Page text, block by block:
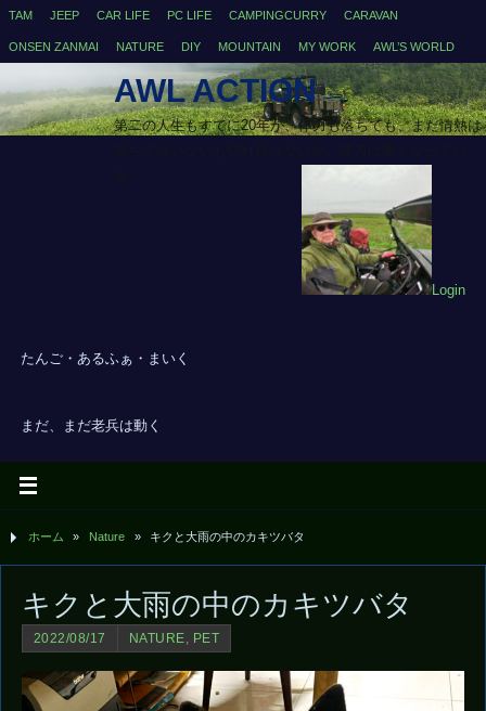
TAM JEEP CAR LIFE PC LIFE CAMPINGCURRY CARAVAN
ONSEN ZANMAI NATURE DIY MOUNTAIN MY WORK AWL’S WORLD
AWL ACTION
第二の人生もすでに20年が、体力も落ちても、まだ情熱は
Login
たんご・あるふぁ・まいく
まだ、まだ老兵は動く
ホーム » Nature » キクと大雨の中のカキツバタ
キクと大雨の中のカキツバタ
2022/08/17 NATURE, PET